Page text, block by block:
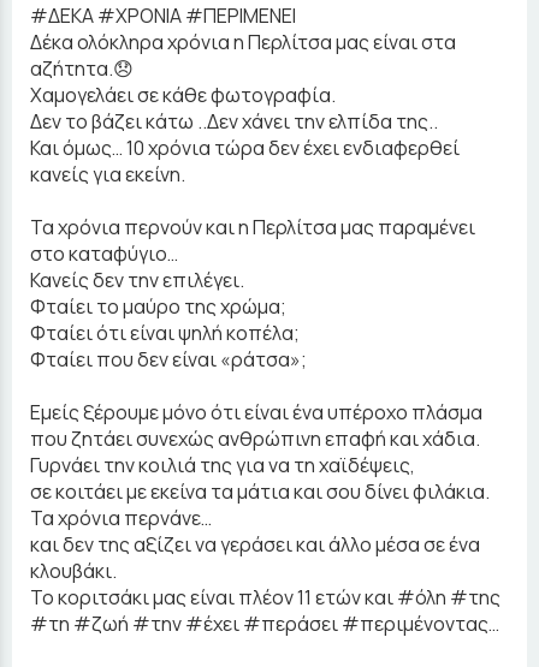
#ΔΕΚΑ #ΧΡΟΝΙΑ #ΠΕΡΙΜΕΝΕΙ
Δέκα ολόκληρα χρόνια η Περλίτσα μας είναι στα
αζήτητα.😞
Χαμογελάει σε κάθε φωτογραφία.
Δεν το βάζει κάτω ..Δεν χάνει την ελπίδα της..
Και όμως… 10 χρόνια τώρα δεν έχει ενδιαφερθεί
κανείς για εκείνη.
Τα χρόνια περνούν και η Περλίτσα μας παραμένει
στο καταφύγιο…
Κανείς δεν την επιλέγει.
Φταίει το μαύρο της χρώμα;
Φταίει ότι είναι ψηλή κοπέλα;
Φταίει που δεν είναι «ράτσα»;
Εμείς ξέρουμε μόνο ότι είναι ένα υπέροχο πλάσμα
που ζητάει συνεχώς ανθρώπινη επαφή και χάδια.
Γυρνάει την κοιλιά της για να τη χαϊδέψεις,
σε κοιτάει με εκείνα τα μάτια και σου δίνει φιλάκια.
Τα χρόνια περνάνε…
και δεν της αξίζει να γεράσει και άλλο μέσα σε ένα
κλουβάκι.
Το κοριτσάκι μας είναι πλέον 11 ετών και #όλη #της
#τη #ζωή #την #έχει #περάσει #περιμένοντας…